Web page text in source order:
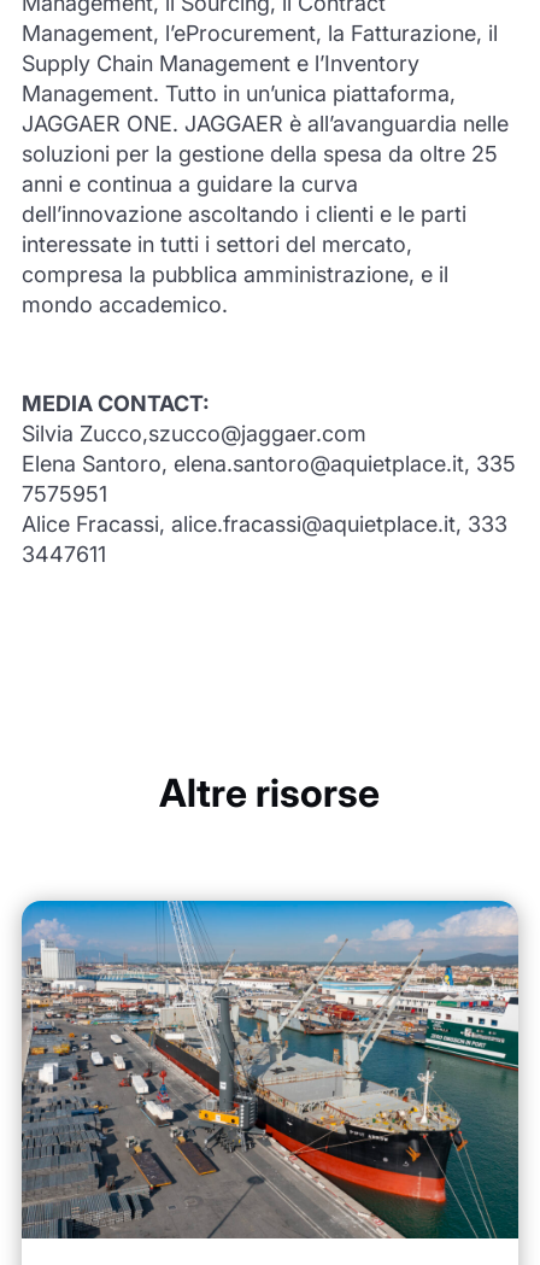
Management, l’eProcurement, la Fatturazione, il
Supply Chain Management e l’Inventory
Management. Tutto in un’unica piattaforma,
JAGGAER ONE. JAGGAER è all’avanguardia nelle
soluzioni per la gestione della spesa da oltre 25
anni e continua a guidare la curva
dell’innovazione ascoltando i clienti e le parti
interessate in tutti i settori del mercato,
compresa la pubblica amministrazione, e il
mondo accademico.
MEDIA CONTACT:
Silvia Zucco,szucco@jaggaer.com
Elena Santoro, elena.santoro@aquietplace.it, 335
7575951
Alice Fracassi, alice.fracassi@aquietplace.it, 333
3447611
Altre risorse